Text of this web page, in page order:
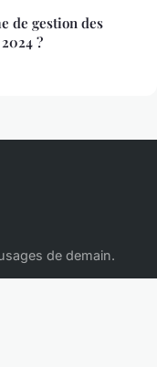
de gestion des
?
de demain.